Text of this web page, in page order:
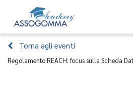
Torna agli eventi
Regolamento REACH: focus sulla Scheda